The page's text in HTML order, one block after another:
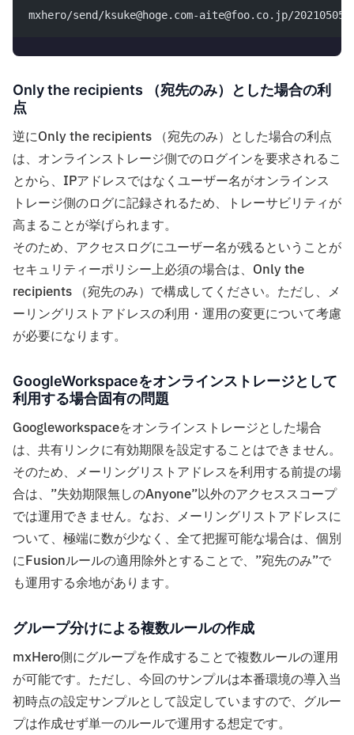
mxhero/send/ksuke@hoge.com-aite@foo.co.jp/20210505/
Only the recipients （宛先のみ）とした場合の利
点
逆にOnly the recipients （宛先のみ）とした場合の利点
は、オンラインストレージ側でのログインを要求されるこ
とから、IPアドレスではなくユーザー名がオンラインス
トレージ側のログに記録されるため、トレーサビリティが
高まることが挙げられます。
そのため、アクセスログにユーザー名が残るということが
セキュリティーポリシー上必須の場合は、Only the
recipients （宛先のみ）で構成してください。ただし、メ
ーリングリストアドレスの利用・運用の変更について考慮
が必要になります。
GoogleWorkspaceをオンラインストレージとして
利用する場合固有の問題
Googleworkspaceをオンラインストレージとした場合
は、共有リンクに有効期限を設定することはできません。
そのため、メーリングリストアドレスを利用する前提の場
合は、”失効期限無しのAnyone”以外のアクセススコープ
では運用できません。なお、メーリングリストアドレスに
ついて、極端に数が少なく、全て把握可能な場合は、個別
にFusionルールの適用除外とすることで、”宛先のみ”で
も運用する余地があります。
グループ分けによる複数ルールの作成
mxHero側にグループを作成することで複数ルールの運用
が可能です。ただし、今回のサンプルは本番環境の導入当
初時点の設定サンプルとして設定していますので、グルー
プは作成せず単一のルールで運用する想定です。